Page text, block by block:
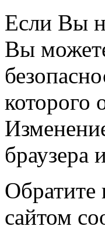
Если Вы
Вы
которого
браузера
Обратите
сайтом